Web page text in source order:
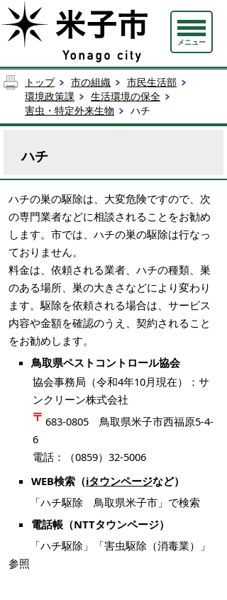
メニュー
トップ 市の組織
市民生活部
環境政策課
生活環境の保全
害虫・特定外来生物
ハチ
ハチ
ハチの巣の駆除は、大変危険ですので、次
の専門業者などに相談されることをお勧め
します。市では、ハチの巣の駆除は行なっ
ておりません。
料金は、依頼される業者、ハチの種類、巣
のある場所、巣の大きさなどにより変わり
ます。駆除を依頼される場合は、サービス
内容や金額を確認のうえ、契約されること
をお勧めします。
鳥取県ペストコントロール協会
協会事務局（令和4年10月現在）：サ
ンクリーン株式会社
683-0805 鳥取県米子市西福原5-4-
6
電話：（0859）32-5006
WEB検索（iタウンページなど）
「ハチ駆除 鳥取県米子市」で検索
電話帳（NTTタウンページ）
「ハチ駆除」「害虫駆除（消毒業）」
参照